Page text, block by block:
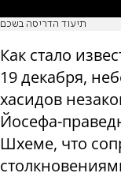
תיעוד הדריסה בשכם
Как стало
19 декабря,
хасидов
Йосефа-
Шхеме, что